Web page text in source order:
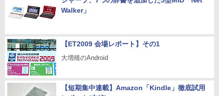
Walker」
【ET2009 会場レポート】その1
大増殖のAndroid
【短期集中連載】Amazon「Kindle」徹底試用